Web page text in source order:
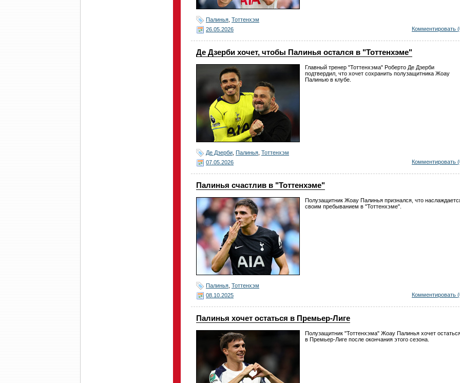
Палинья Тоттенхэм
26.05.2026
Комментировать
Де Дзерби хочет, чтобы Палинья остался в "Тоттенхэме"
Главный тренер "Тоттенхэма" Роберто Де Дзерби
подтвердил, что хочет сохранить полузащитника Жоау
Палинью в клубе.
Де Дзерби Палинья Тоттенхэм
07.05.2026
Комментировать
Палинья счастлив в "Тоттенхэме"
Полузащитник Жоау Палинья признался, что
своим пребыванием в "Тоттенхэме".
Палинья Тоттенхэм
08.10.2025
Комментировать
Палинья хочет остаться в Премьер-Лиге
Полузащитник "Тоттенхэма" Жоау Палинья хочет
в Премьер-Лиге после окончания этого сезона.